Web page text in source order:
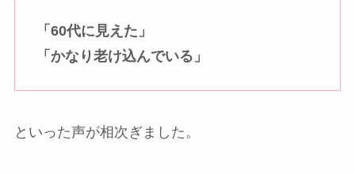
「60代に見えた」
「かなり老け込んでいる」
といった声が相次ぎました。